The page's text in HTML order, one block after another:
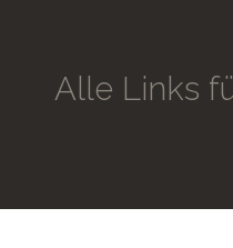
Alle Links